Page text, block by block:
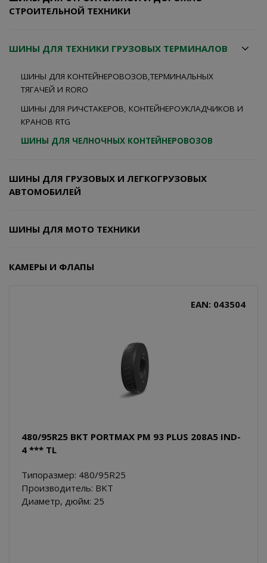
СТРОИТЕЛЬНОЙ ТЕХНИКИ
ШИНЫ ДЛЯ ТЕХНИКИ ГРУЗОВЫХ ТЕРМИНАЛОВ
ШИНЫ ДЛЯ КОНТЕЙНЕРОВОЗОВ,ТЕРМИНАЛЬНЫХ
ТЯГАЧЕЙ И RORO
ШИНЫ ДЛЯ РИЧСТАКЕРОВ, КОНТЕЙНЕРОУКЛАДЧИКОВ И
КРАНОВ RTG
ШИНЫ ДЛЯ ЧЕЛНОЧНЫХ КОНТЕЙНЕРОВОЗОВ
ШИНЫ ДЛЯ ГРУЗОВЫХ И ЛЕГКОГРУЗОВЫХ
АВТОМОБИЛЕЙ
ШИНЫ ДЛЯ МОТО ТЕХНИКИ
КАМЕРЫ И ФЛАПЫ
EAN: 043504
480/95R25 BKT PORTMAX PM 93 PLUS 208A5 IND-
4 *** TL
Типоразмер: 480/95R25
Производитель: BKT
Диаметр, дюйм: 25